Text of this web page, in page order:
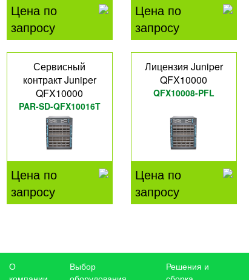
Цена по
запросу
Цена по
запросу
Сервисный
контракт Juniper
QFX10000
PAR-SD-QFX10016T
Цена по
запросу
Лицензия Juniper
QFX10000
QFX10008-PFL
Цена по
запросу
О
Выбор
Решения и